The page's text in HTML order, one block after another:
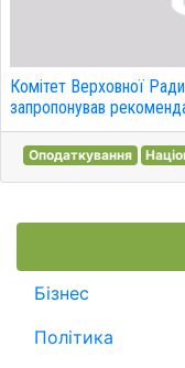
Комітет Верховної
запропонував
Оподаткування
Бізнес
Політика